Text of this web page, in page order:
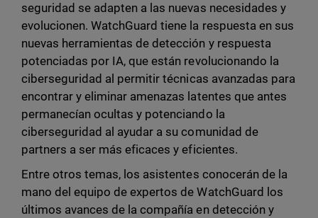
seguridad se adapten a las nuevas necesidades y
evolucionen. WatchGuard tiene la respuesta en sus
nuevas herramientas de detección y respuesta
potenciadas por IA, que están revolucionando la
ciberseguridad al permitir técnicas avanzadas para
encontrar y eliminar amenazas latentes que antes
permanecían ocultas y potenciando la
ciberseguridad al ayudar a su comunidad de
partners a ser más eficaces y eficientes.
Entre otros temas, los asistentes conocerán de la
mano del equipo de expertos de WatchGuard los
últimos avances de la compañía en detección y